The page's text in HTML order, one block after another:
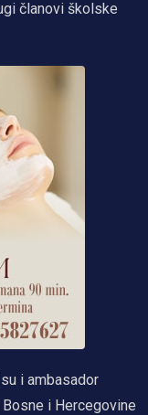
članovi školske
i ambasador
i Hercegovine